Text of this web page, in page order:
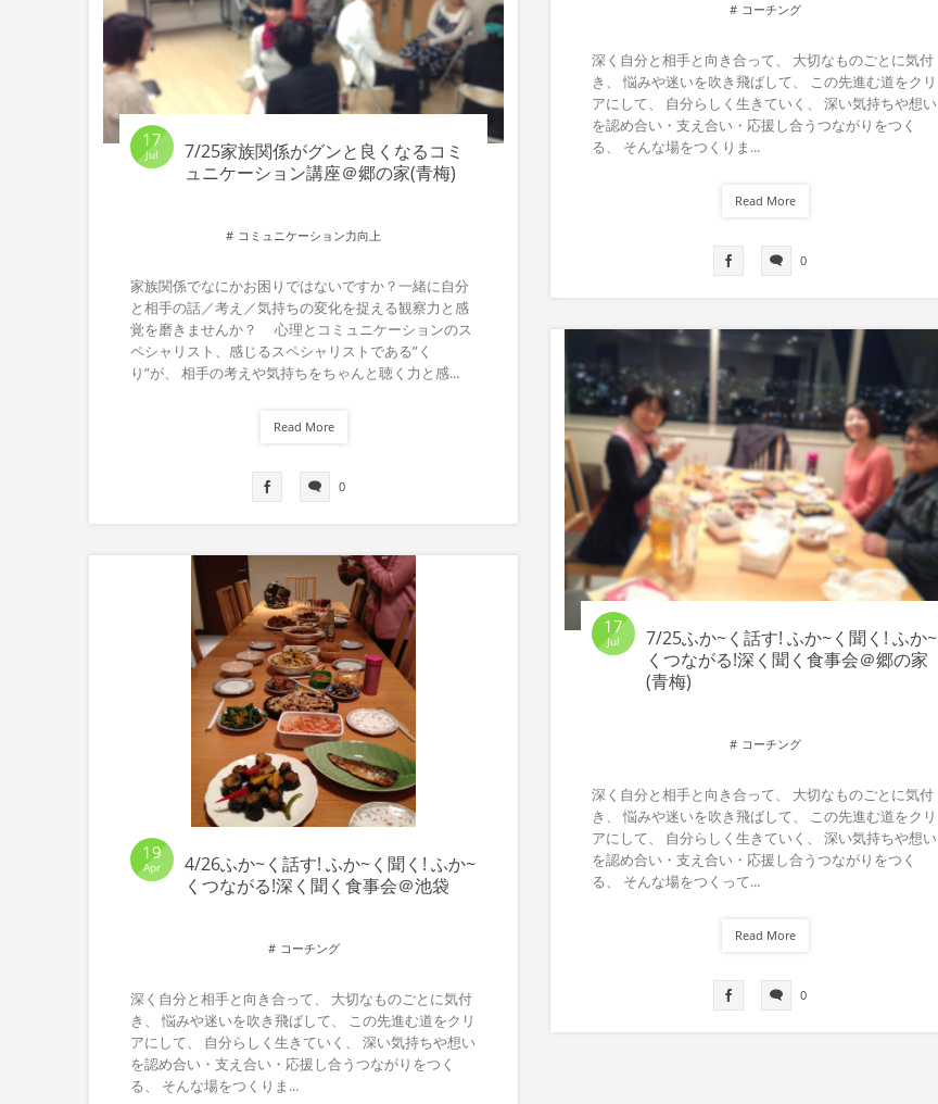
コーチング
深く自分と相手と向き合って、 大切なものごとに気付
き、 悩みや迷いを吹き飛ばして、 この先進む道をクリ
アにして、 自分らしく生きていく、 深い気持ちや想い
を認め合い・支え合い・応援し合うつながりをつく
る、 そんな場をつくりま...
Read More
0
17
Jul
7/25家族関係がグンと良くなるコミ
ュニケーション講座＠郷の家(青梅)
コミュニケーション力向上
家族関係でなにかお困りではないですか？一緒に自分
と相手の話／考え／気持ちの変化を捉える観察力と感
覚を磨きませんか？ 心理とコミュニケーションのス
ペシャリスト、感じるスペシャリストである”く
り”が、 相手の考えや気持ちをちゃんと聴く力と感...
Read More
0
17
Jul
7/25ふか~く話す! ふか~く聞く! ふか~
くつながる!深く聞く食事会＠郷の家
(青梅)
コーチング
深く自分と相手と向き合って、 大切なものごとに気付
き、 悩みや迷いを吹き飛ばして、 この先進む道をクリ
アにして、 自分らしく生きていく、 深い気持ちや想い
を認め合い・支え合い・応援し合うつながりをつく
る、 そんな場をつくって...
Read More
0
19
Apr
4/26ふか~く話す! ふか~く聞く! ふか~
くつながる!深く聞く食事会＠池袋
コーチング
深く自分と相手と向き合って、 大切なものごとに気付
き、 悩みや迷いを吹き飛ばして、 この先進む道をクリ
アにして、 自分らしく生きていく、 深い気持ちや想い
を認め合い・支え合い・応援し合うつながりをつく
る、 そんな場をつくりま...